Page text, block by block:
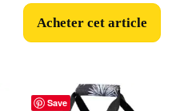
était :
est :
Acheter cet article
Save